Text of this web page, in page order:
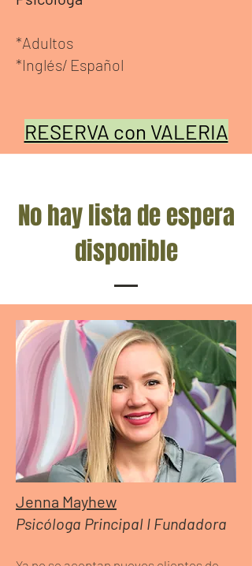
*Adultos
*Inglés/ Español
RESERVA con VALERIA
No hay lista de espera
disponible
Jenna Mayhew
Psicóloga Principal I Fundadora